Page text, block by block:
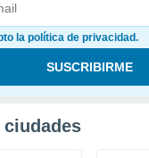
la política de privacidad.